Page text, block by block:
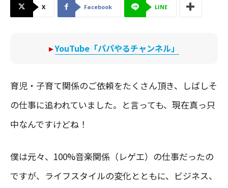
X Facebook LINE
▸YouTube「パパやるチャンネル」
育児・子育て関係のご依頼をたくさん頂き、しばしそ
の仕事に追われていました。と言っても、現在真っ只
中なんですけどね！
僕は元々、100%音楽関係（レゲエ）の仕事だったの
ですが、ライフスタイルの変化とともに、ビジネス、